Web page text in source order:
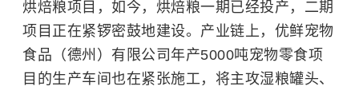
烘焙粮项目，如今，烘焙粮一期已经投产，二期
项目正在紧锣密鼓地建设。产业链上，优鲜宠物
食品（德州）有限公司年产5000吨宠物零食项
目的生产车间也在紧张施工，将主攻湿粮罐头、